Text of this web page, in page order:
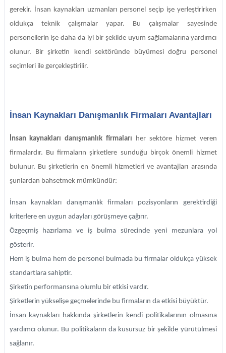
gerekir. İnsan kaynakları uzmanları personel seçip işe yerleştirirken
oldukça teknik çalışmalar yapar. Bu çalışmalar sayesinde
personellerin işe daha da iyi bir şekilde uyum sağlamalarına yardımcı
olunur. Bir şirketin kendi sektöründe büyümesi doğru personel
seçimleri ile gerçekleştirilir.
İnsan Kaynakları Danışmanlık Firmaları Avantajları
İnsan kaynakları danışmanlık firmaları her sektöre hizmet veren
firmalardır. Bu firmaların şirketlere sunduğu birçok önemli hizmet
bulunur. Bu şirketlerin en önemli hizmetleri ve avantajları arasında
şunlardan bahsetmek mümkündür:
İnsan kaynakları danışmanlık firmaları pozisyonların gerektirdiği
kriterlere en uygun adayları görüşmeye çağırır.
Özgeçmiş hazırlama ve iş bulma sürecinde yeni mezunlara yol
gösterir.
Hem iş bulma hem de personel bulmada bu firmalar oldukça yüksek
standartlara sahiptir.
Şirketin performansına olumlu bir etkisi vardır.
Şirketlerin yükselişe geçmelerinde bu firmaların da etkisi büyüktür.
İnsan kaynakları hakkında şirketlerin kendi politikalarının olmasına
yardımcı olunur. Bu politikaların da kusursuz bir şekilde yürütülmesi
sağlanır.